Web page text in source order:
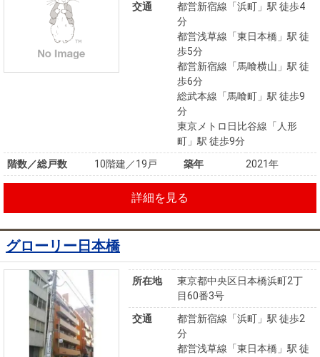
交通
都営新宿線「浜町」駅 徒歩4
分
都営浅草線「東日本橋」駅 徒
歩5分
都営新宿線「馬喰横山」駅 徒
歩6分
総武本線「馬喰町」駅 徒歩9
分
東京メトロ日比谷線「人形
町」駅 徒歩9分
階数／総戸数
10階建／19戸 築年 2021年
詳細を見る
グローリー日本橋
所在地
東京都中央区日本橋浜町2丁
目60番3号
交通
都営新宿線「浜町」駅 徒歩2
分
都営浅草線「東日本橋」駅 徒